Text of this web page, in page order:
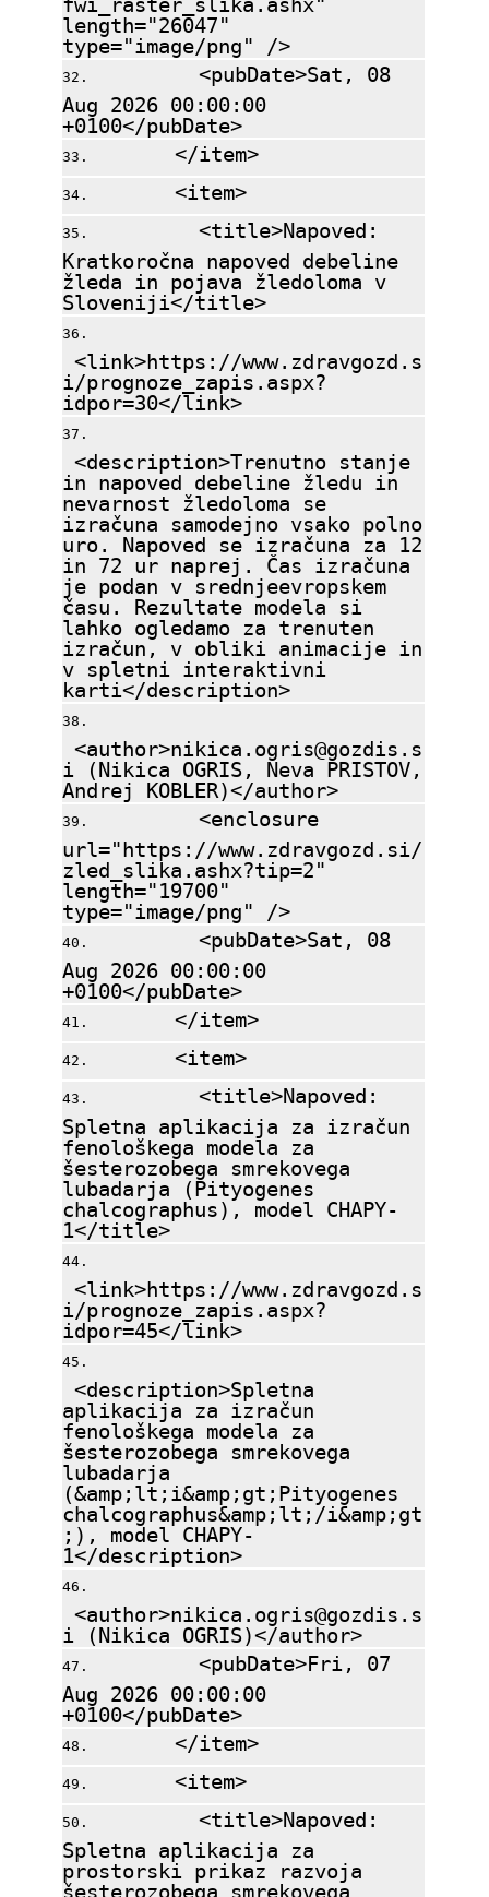
length="26047"
type="image/png" />
<pubDate>Sat, 08
Aug 2026 00:00:00
+0100</pubDate>
</item>
<item>
<title>Napoved:
Kratkoročna napoved debeline
žleda in pojava žledoloma v
Sloveniji</title>
<link>https://www.zdravgozd.s
i/prognoze_zapis.aspx?
idpor=30</link>
<description>Trenutno stanje
in napoved debeline žledu in
nevarnost žledoloma se
izračuna samodejno vsako polno
uro. Napoved se izračuna za 12
in 72 ur naprej. Čas izračuna
je podan v srednjeevropskem
času. Rezultate modela si
lahko ogledamo za trenuten
izračun, v obliki animacije in
v spletni interaktivni
karti</description>
<author>nikica.ogris@gozdis.s
i (Nikica OGRIS, Neva PRISTOV,
Andrej KOBLER)</author>
<enclosure
url="https://www.zdravgozd.si/
zled_slika.ashx?tip=2"
length="19700"
type="image/png" />
<pubDate>Sat, 08
Aug 2026 00:00:00
+0100</pubDate>
</item>
<item>
<title>Napoved:
Spletna aplikacija za izračun
fenološkega modela za
šesterozobega smrekovega
lubadarja (Pityogenes
chalcographus), model CHAPY-
1</title>
<link>https://www.zdravgozd.s
i/prognoze_zapis.aspx?
idpor=45</link>
<description>Spletna
aplikacija za izračun
fenološkega modela za
šesterozobega smrekovega
lubadarja
(&amp;lt;i&amp;gt;Pityogenes
chalcographus&amp;lt;/i&amp;gt
;), model CHAPY-
1</description>
<author>nikica.ogris@gozdis.s
i (Nikica OGRIS)</author>
<pubDate>Fri, 07
Aug 2026 00:00:00
+0100</pubDate>
</item>
<item>
<title>Napoved:
Spletna aplikacija za
prostorski prikaz razvoja
šesterozobega smrekovega